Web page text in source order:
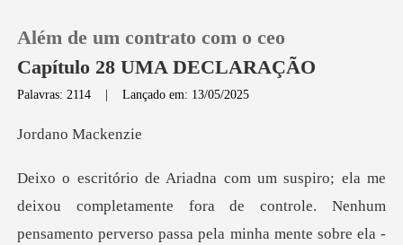
Loja
Histórico
Além de um contrato com o ceo
Capítulo 28 UMA DECLARAÇÃO
Palavras: 2114 |Lançado em: 13/05/2025
no Ma
m
pensamento perverso passa pela minha mente sobre ela -